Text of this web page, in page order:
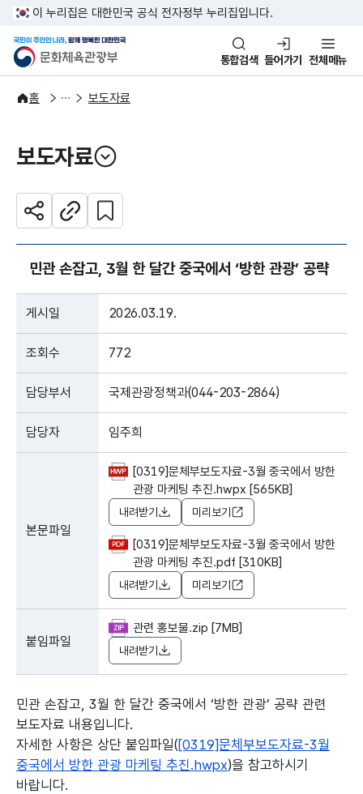
본문 바로가기
주메뉴 바로가기
이 누리집은 대한민국 공식 전자정부 누리집입니다.
문화체육관광부
국민이 주인인 나라, 함께 행복
통합검색 들어가기 전체메뉴
홈
알림·소식
보도·뉴스 보도자료
보도자료
열기
공유하기주소복사
관심 콘텐츠 설정하기
민관 손잡고, 3월 한 달간 중국에서 ‘방한 관광’ 공략
게시일 2026.03.19.
조회수 772
담당부서 국제관광정책과(044-203-2864)
담당자 임주희
본문파일
[0319]문체부보도자료-3월 중국에서 방한
관광 마케팅 추진.hwpx [565KB]
내려받기 미리보기
[0319]문체부보도자료-3월 중국에서 방한
관광 마케팅 추진.pdf [310KB]
내려받기 미리보기
붙임파일
관련 홍보물.zip [7MB]
내려받기
민관 손잡고, 3월 한 달간 중국에서 ‘방한 관광’ 공략 관련
보도자료 내용입니다.
자세한 사항은 상단 붙임파일([0319]문체부보도자료-3월
중국에서 방한 관광 마케팅 추진.hwpx)을 참고하시기
바랍니다.